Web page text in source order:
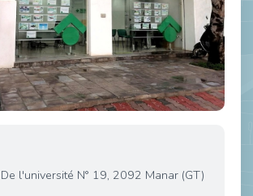
l'université N° 19, 2092 Manar (GT)